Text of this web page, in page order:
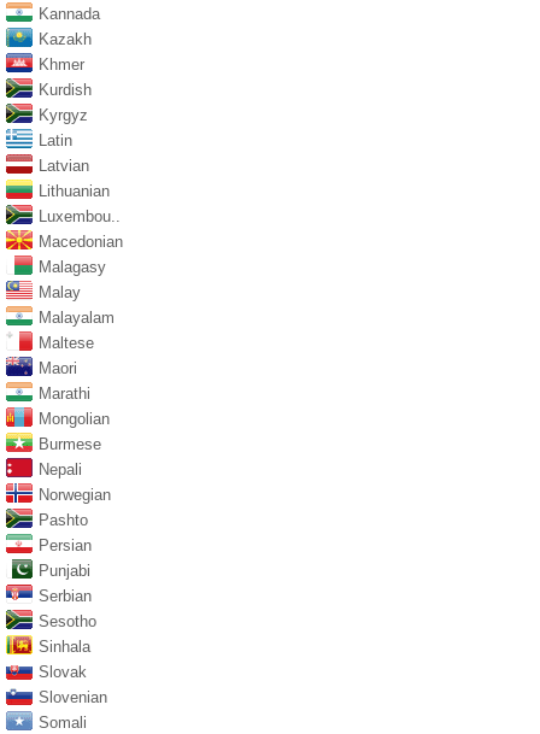
Kannada
Kazakh
Khmer
Kurdish
Kyrgyz
Latin
Latvian
Lithuanian
Luxembou..
Macedonian
Malagasy
Malay
Malayalam
Maltese
Maori
Marathi
Mongolian
Burmese
Nepali
Norwegian
Pashto
Persian
Punjabi
Serbian
Sesotho
Sinhala
Slovak
Slovenian
Somali